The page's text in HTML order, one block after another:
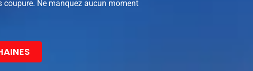
coupure. Ne manquez aucun moment